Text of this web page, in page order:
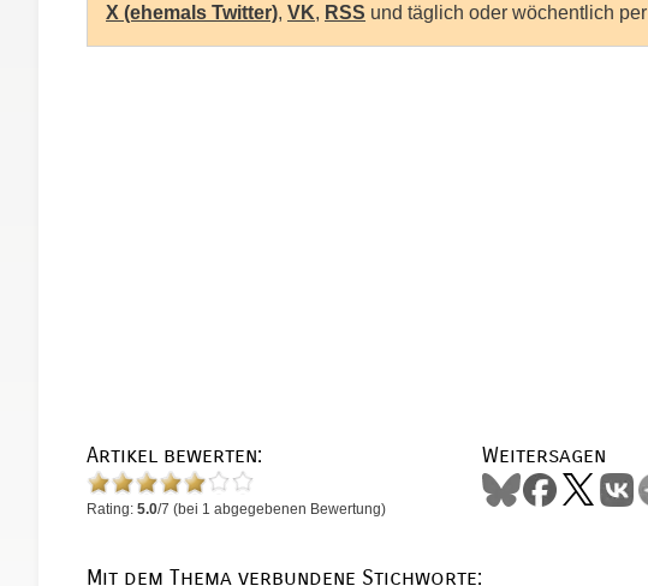
X (ehemals Twitter), VK, RSS und täglich oder wöchentlich per
Artikel bewerten:
Rating: 5.0/7 (bei 1 abgegebenen Bewertung)
Weitersagen
Mit dem Thema verbundene Stichworte: